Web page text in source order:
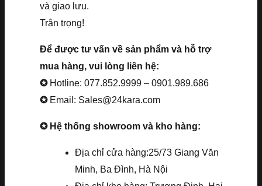
và giao lưu.
Trân trọng!
Để được tư vấn về sản phẩm và hỗ trợ
mua hàng, vui lòng liên hệ:
✪ Hotline: 077.852.9999 – 0901.989.686
✪ Email: Sales@24kara.com
✪ Hệ thống showroom và kho hàng:
Địa chỉ cửa hàng:25/73 Giang Văn
Minh, Ba Đình, Hà Nội